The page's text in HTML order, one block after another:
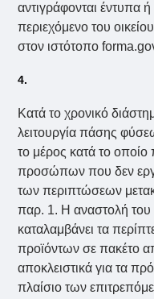
αντιγράφονται έντυπα
περιεχόμενο του
στον ιστότοπο
4.
Κατά το χρονικό
λειτουργία πάσης
το μέρος κατά το οποίο
προσώπων που δεν
των περιπτώσεων
παρ. 1. Η αναστολή
καταλαμβάνει τα
προϊόντων σε πακέτο
αποκλειστικά για τα
πλαίσιο των